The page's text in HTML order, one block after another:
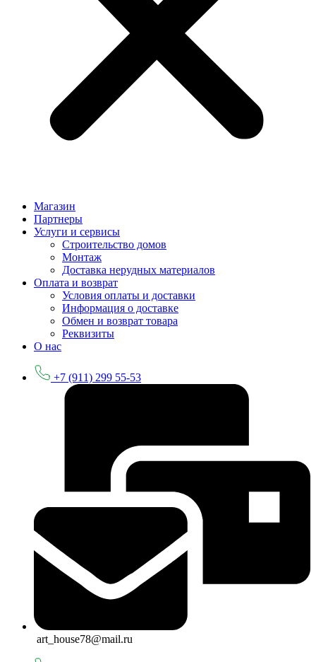
Магазин
Партнеры
Услуги и сервисы
Строительство домов
Монтаж
Доставка нерудных материалов
Оплата и возврат
Условия оплаты и доставки
Информация о доставке
Обмен и возврат товара
Реквизиты
О нас
+7 (911) 299 55-53
art_house78@mail.ru